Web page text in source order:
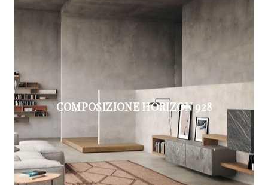
COMPOSIZIONE HORIZON 928